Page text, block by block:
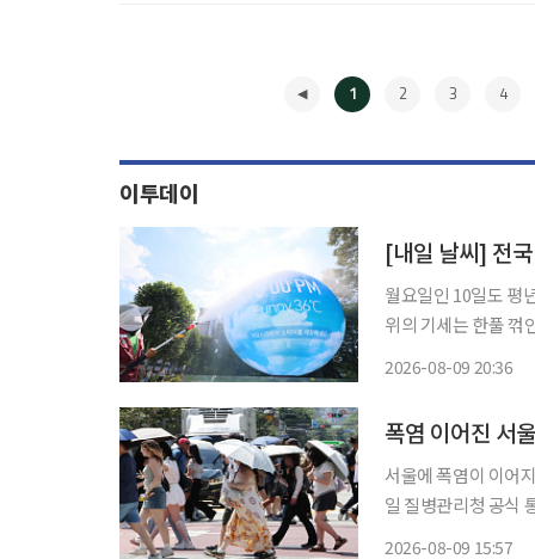
1 2 3 4
이투데이
[내일 날씨] 전
월요일인 10일도 평
위의 기세는 한풀 꺾인 모양새다. 9일 기상청에 따르면 내
2026-08-09 20:36
폭염 이어진 서
서울에 폭염이 이어
일 질병관리청 공식
2026-08-09 15:57